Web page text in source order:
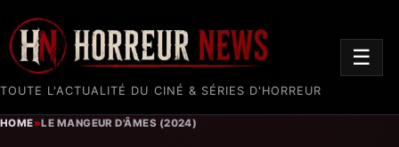
TOUTE L'ACTUALITÉ DU CINÉ & SÉRIES D'HORREUR
☰
HOME»LE MANGEUR D'ÂMES (2024)